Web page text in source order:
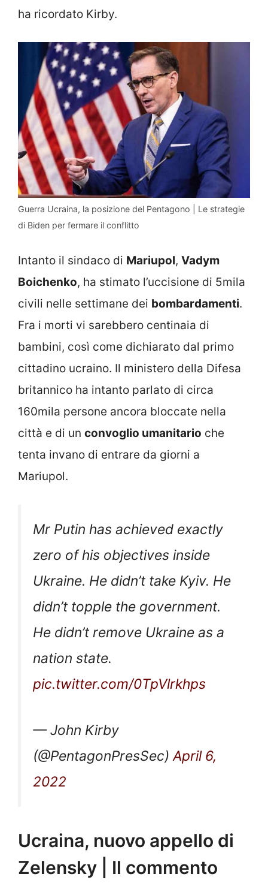
ha ricordato Kirby.
Guerra Ucraina, la posizione del Pentagono | Le strategie
di Biden per fermare il conflitto
Intanto il sindaco di Mariupol, Vadym
Boichenko, ha stimato l’uccisione di 5mila
civili nelle settimane dei bombardamenti.
Fra i morti vi sarebbero centinaia di
bambini, così come dichiarato dal primo
cittadino ucraino. Il ministero della Difesa
britannico ha intanto parlato di circa
160mila persone ancora bloccate nella
città e di un convoglio umanitario che
tenta invano di entrare da giorni a
Mariupol.
Mr Putin has achieved exactly
zero of his objectives inside
Ukraine. He didn’t take Kyiv. He
didn’t topple the government.
He didn’t remove Ukraine as a
nation state.
pic.twitter.com/0TpVlrkhps
— John Kirby
(@PentagonPresSec)April 6,
2022
Ucraina, nuovo appello di
Zelensky | Il commento